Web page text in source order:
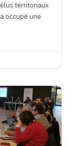
territoriaux
occupé une